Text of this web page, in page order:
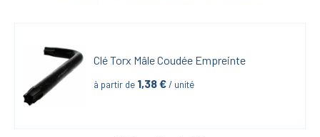
Clé Torx Mâle Coudée Empreinte
à partir de 1,38 € / unité